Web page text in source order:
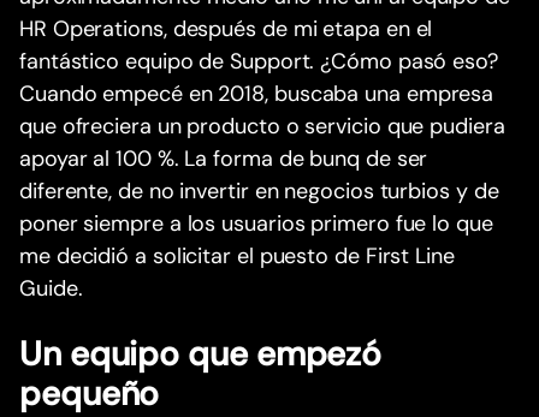
HR Operations, después de mi etapa en el
fantástico equipo de Support. ¿Cómo pasó eso?
Cuando empecé en 2018, buscaba una empresa
que ofreciera un producto o servicio que pudiera
apoyar al 100 %. La forma de bunq de ser
diferente, de no invertir en negocios turbios y de
poner siempre a los usuarios primero fue lo que
me decidió a solicitar el puesto de First Line
Guide.
Un equipo que empezó
pequeño